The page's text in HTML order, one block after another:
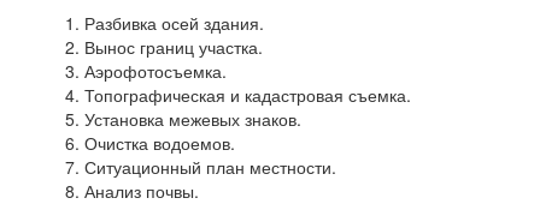
Разбивка осей здания.
Вынос границ участка.
Аэрофотосъемка.
Топографическая и кадастровая съемка.
Установка межевых знаков.
Очистка водоемов.
Ситуационный план местности.
Анализ почвы.